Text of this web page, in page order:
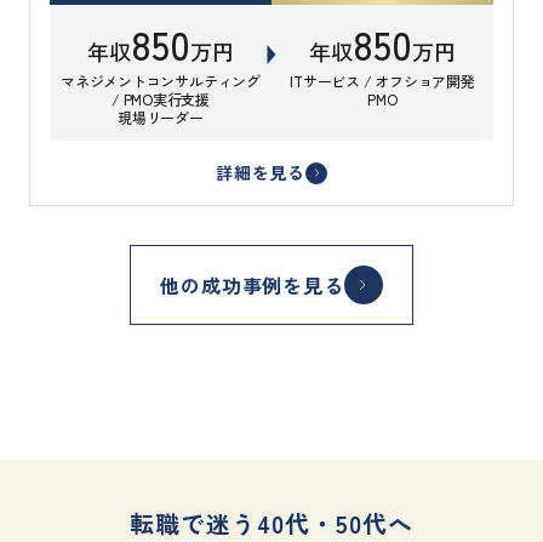
年収850万円
マネジメントコンサルティング
/ PMO実行支援
現場リーダー
年収850万円
ITサービス / オフショア開発
PMO
詳細を見る
他の成功事例を見る
転職で迷う40代・50代へ